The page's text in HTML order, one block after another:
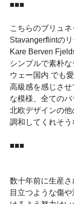
こちらのブリュ
Stavangerflintの
Kare Berven
シンプルで素朴
ウェー国内 でも
高級感を感じさ
な模様、全てのバ
北欧デザインの
調和してくれそう
数十年前に生産さ
目立つような傷